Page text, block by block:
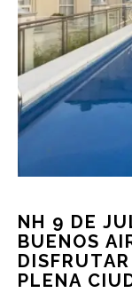
NH 9 DE
BUENOS
PLENA